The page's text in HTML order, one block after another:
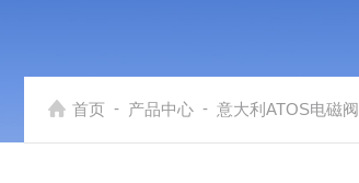
首页 - 产品中心 - 意大利ATOS电磁阀